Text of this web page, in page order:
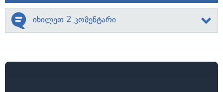
იხილეთ 2 კომენტარი